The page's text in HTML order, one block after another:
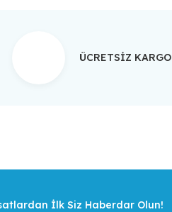
ÜCRETSİZ KARGO
İlk Siz Haberdar Olun!